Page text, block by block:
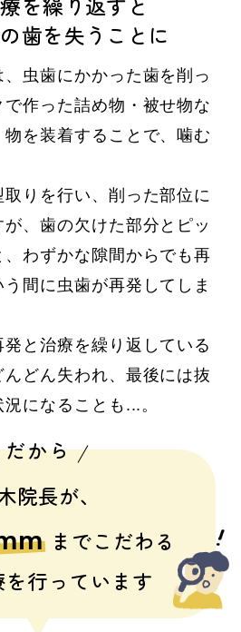
歯を失うことに
虫歯にかかった歯を削っ
作った詰め物・被せ物な
を装着することで、噛む
りを行い、削った部位に
、歯の欠けた部分とピッ
わずかな隙間からでも再
間に虫歯が再発してしま
と治療を繰り返している
どん失われ、最後には抜
になることも...。
だから
院長が、
までこだわる
行っています